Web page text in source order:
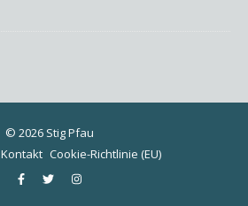
© 2026 Stig Pfau
Kontakt Cookie-Richtlinie (EU)